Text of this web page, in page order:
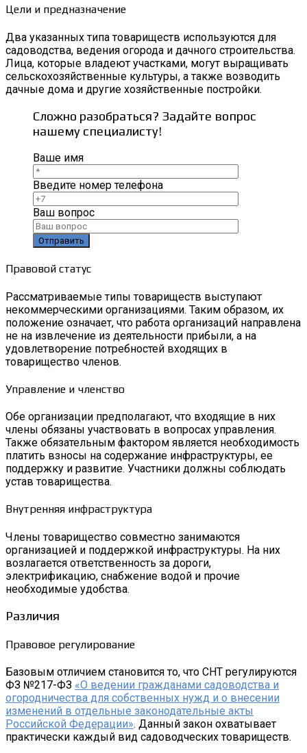
Цели и предназначение
Два указанных типа товариществ используются для
садоводства, ведения огорода и дачного строительства.
Лица, которые владеют участками, могут выращивать
сельскохозяйственные культуры, а также возводить
дачные дома и другие хозяйственные постройки.
Сложно разобраться? Задайте вопрос
нашему специалисту!
Ваше имя
Введите номер телефона
Ваш вопрос
Правовой статус
Рассматриваемые типы товариществ выступают
некоммерческими организациями. Таким образом, их
положение означает, что работа организаций направлена
не на извлечение из деятельности прибыли, а на
удовлетворение потребностей входящих в
товарищество членов.
Управление и членство
Обе организации предполагают, что входящие в них
члены обязаны участвовать в вопросах управления.
Также обязательным фактором является необходимость
платить взносы на содержание инфраструктуры, ее
поддержку и развитие. Участники должны соблюдать
устав товарищества.
Внутренняя инфраструктура
Члены товарищество совместно занимаются
организацией и поддержкой инфраструктуры. На них
возлагается ответственность за дороги,
электрификацию, снабжение водой и прочие
необходимые удобства.
Различия
Правовое регулирование
Базовым отличием становится то, что СНТ регулируются
ФЗ №217-ФЗ «О ведении гражданами садоводства и
огородничества для собственных нужд и о внесении
изменений в отдельные законодательные акты
Российской Федерации». Данный закон охватывает
практически каждый вид садоводческих товариществ.